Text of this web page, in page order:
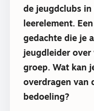
de jeugdclubs
leerelement.
gedachte die je
jeugdleider over
groep. Wat kan
overdragen van
bedoeling?